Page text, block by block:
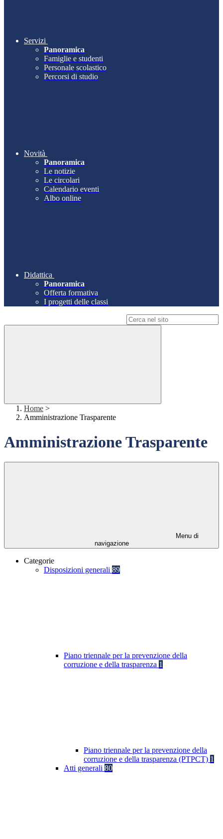
Servizi
Panoramica
Famiglie e studenti
Personale scolastico
Percorsi di studio
Novità
Panoramica
Le notizie
Le circolari
Calendario eventi
Albo online
Didattica
Panoramica
Offerta formativa
I progetti delle classi
Home >
Amministrazione Trasparente
Amministrazione Trasparente
Menu di
navigazione
Categorie
Disposizioni generali 89
Piano triennale per la prevenzione della
corruzione e della trasparenza 1
Piano triennale per la prevenzione della
corruzione e della trasparenza (PTPCT) 1
Atti generali 80